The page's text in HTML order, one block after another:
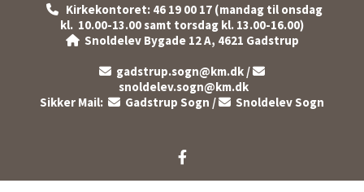

Kirkekontoret: 46 19 00 17 (mandag til onsdag
kl. 10.00-13.00 samt torsdag kl. 13.00-16.00)
Snoldelev Bygade 12 A, 4621 Gadstrup
 gadstrup.sogn@km.dk / 
snoldelev.sogn@km.dk
Sikker Mail:  Gadstrup Sogn /  Snoldelev Sogn